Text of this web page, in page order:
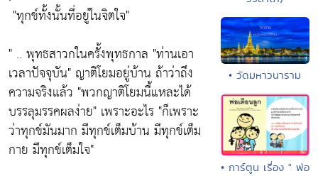
"ทุกข์ทั้งนั้นที่อยู่ในจิตใจ"
" .. พุทธสาวกในครั้งพุทธกาล "ท่านเอา
เวลาปัจจุบัน" ญาติโยมอยู่บ้าน ถ้าว่าถึง
ความจริงแล้ว "พวกญาติโยมนี้แหละได้
บรรลุมรรคผลง่าย" เพราะอะไร "ก็เพราะ
ว่าทุกข์มันมาก มีทุกข์เต็มบ้าน มีทุกข์เต็ม
กาย มีทุกข์เต็มใจ"
• วัดมหาวนาราม
• การ์ตูน เรื่อง " พ่อ